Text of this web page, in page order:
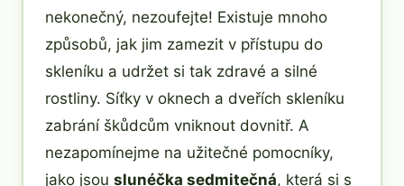
nekonečný, nezoufejte! Existuje mnoho
způsobů, jak jim zamezit v přístupu do
skleníku a udržet si tak zdravé a silné
rostliny. Síťky v oknech a dveřích skleníku
zabrání škůdcům vniknout dovnitř. A
nezapomínejme na užitečné pomocníky,
jako jsou slunéčka sedmitečná, která si s